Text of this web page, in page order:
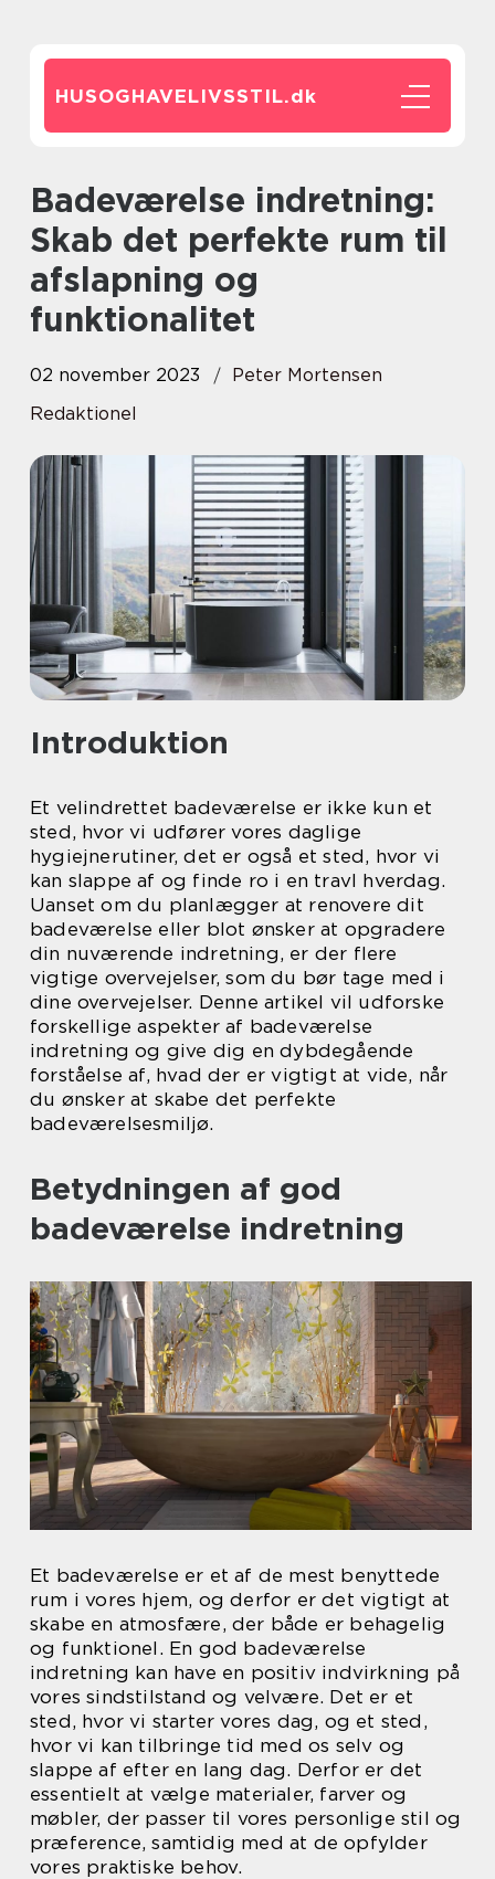
HUSOGHAVELIVSSTIL.dk
Badeværelse indretning:
Skab det perfekte rum til
afslapning og
funktionalitet
02 november 2023
Peter Mortensen
Redaktionel
Introduktion
Et velindrettet badeværelse er ikke kun et
sted, hvor vi udfører vores daglige
hygiejnerutiner, det er også et sted, hvor vi
kan slappe af og finde ro i en travl hverdag.
Uanset om du planlægger at renovere dit
badeværelse eller blot ønsker at opgradere
din nuværende indretning, er der flere
vigtige overvejelser, som du bør tage med i
dine overvejelser. Denne artikel vil udforske
forskellige aspekter af badeværelse
indretning og give dig en dybdegående
forståelse af, hvad der er vigtigt at vide, når
du ønsker at skabe det perfekte
badeværelsesmiljø.
Betydningen af god
badeværelse indretning
Et badeværelse er et af de mest benyttede
rum i vores hjem, og derfor er det vigtigt at
skabe en atmosfære, der både er behagelig
og funktionel. En god badeværelse
indretning kan have en positiv indvirkning på
vores sindstilstand og velvære. Det er et
sted, hvor vi starter vores dag, og et sted,
hvor vi kan tilbringe tid med os selv og
slappe af efter en lang dag. Derfor er det
essentielt at vælge materialer, farver og
møbler, der passer til vores personlige stil og
præference, samtidig med at de opfylder
vores praktiske behov.